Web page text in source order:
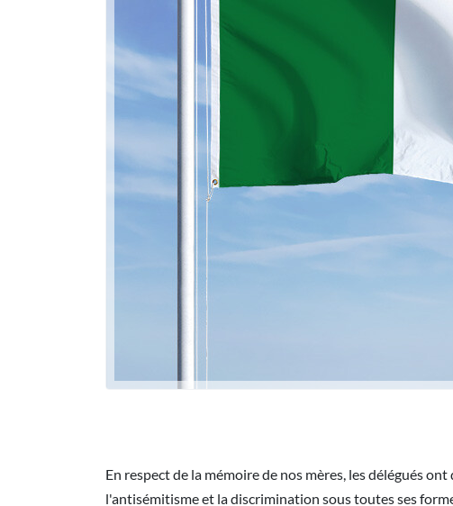
En respect de la mémoire de nos mères, les délégués
l'antisémitisme et la discrimination sous toutes ses